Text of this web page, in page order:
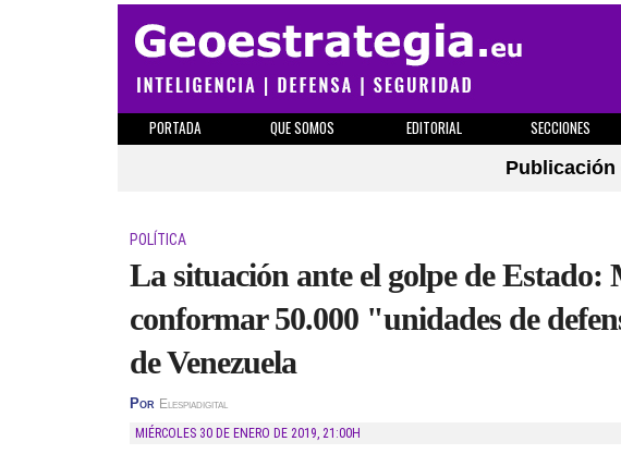
PORTADA QUE SOMOS EDITORIAL SECCIONES
POLÍTICA
La situación ante el golpe de Estado:
conformar 50.000 "unidades de
de Venezuela
Por Elespiadigital
MIÉRCOLES 30 DE ENERO DE 2019, 21:00H